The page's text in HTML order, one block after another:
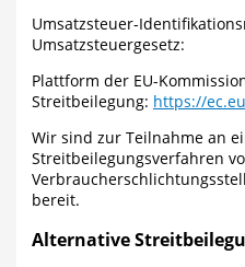
Umsatzsteuer-
Umsatzsteuergesetz:
Plattform der EU-
Streitbeilegung: https://
Wir sind zur Teilnahme an
Streitbeilegungsverfahren
bereit.
Alternative